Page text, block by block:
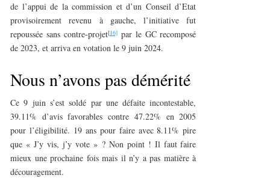
de l’appui de la commission et d’un Conseil d’Etat
provisoirement revenu à gauche, l’initiative fut
repoussée sans contre-projet[16]par le GC recomposé
de 2023, et arriva en votation le 9 juin 2024.
Nous n’avons pas démérité
Ce 9 juin s’est soldé par une défaite incontestable,
39.11% d’avis favorables contre 47.22% en 2005
pour l’éligibilité. 19 ans pour faire avec 8.11% pire
que « J’y vis, j’y vote » ? Non point ! Il faut faire
mieux une prochaine fois mais il n’y a pas matière à
découragement.